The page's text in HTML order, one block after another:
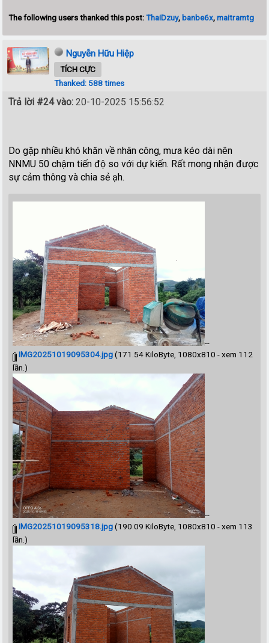
The following users thanked this post:ThaiDzuy, banbe6x,maitramtg
Nguyễn Hữu Hiệp
TÍCH CỰC
Thanked: 588 times
Trả lời #24 vào: 20-10-2025 15:56:52
Do gặp nhiều khó khăn về nhân công, mưa kéo dài nên
NNMU 50 chậm tiến độ so với dự kiến. Rất mong nhận được
sự cảm thông và chia sẻ ạh.
--
IMG20251019095304.jpg(171.54 KiloByte, 1080x810 - xem 112
lần.)
--
IMG20251019095318.jpg(190.09 KiloByte, 1080x810 - xem 113
lần.)